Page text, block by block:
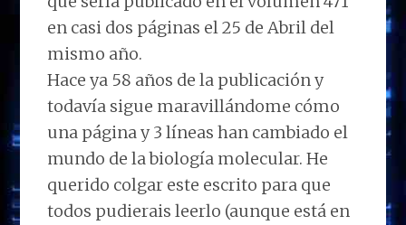
en casi dos páginas el 25 de Abril del
mismo año.
Hace ya 58 años de la publicación y
todavía sigue maravillándome cómo
una página y 3 líneas han cambiado el
mundo de la biología molecular. He
querido colgar este escrito para que
todos pudierais leerlo (aunque está en